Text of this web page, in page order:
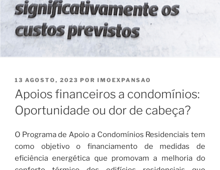
PUBLICADO
EM
13 AGOSTO, 2023 POR IMOEXPANSAO
Apoios financeiros a condomínios:
Oportunidade ou dor de cabeça?
O Programa de Apoio a Condomínios Residenciais tem
como objetivo o financiamento de medidas de
eficiência energética que promovam a melhoria do